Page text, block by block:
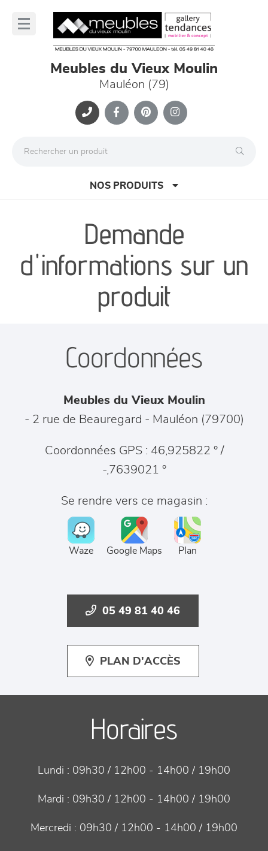
Meubles du Vieux Moulin
Mauléon (79)
NOS PRODUITS
canapés et fauteuils
séjours
meubles de complément
chambres et dressing
décoration
Demande
d'informations sur un
produit
Coordonnées
Meubles du Vieux Moulin
- 2 rue de Beauregard - Mauléon (79700)
Coordonnées GPS : 46,925822 ° /
-,7639021 °
Se rendre vers ce magasin :
Waze Google Maps Plan
05 49 81 40 46
PLAN D'ACCÈS
Horaires
Lundi : 09h30 / 12h00 - 14h00 / 19h00
Mardi : 09h30 / 12h00 - 14h00 / 19h00
Mercredi : 09h30 / 12h00 - 14h00 / 19h00